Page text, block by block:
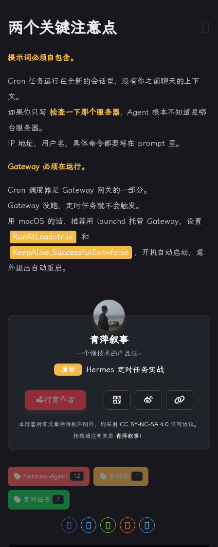
两个关键注意点
提示词必须自包含。
Cron 任务运行在全新的会话里，没有你之前聊天的上下
文。
如果你只写 检查一下那个服务器，Agent 根本不知道是哪
台服务器。
IP 地址、用户名、具体命令都要写在 prompt 里。
Gateway 必须在运行。
Cron 调度器是 Gateway 网关的一部分。
Gateway 没跑，定时任务就不会触发。
用 macOS 的话，推荐用 launchd 托管 Gateway，设置
RunAtLoad=true
和
KeepAlive.SuccessfulExit=false
，开机自动启动，意
外退出自动重启。
青萍叙事
一个懂技术的产品汪~
原创 Hermes 定时任务实战
打赏作者
本博客所有文章除特别声明外，均采用 CC BY-NC-SA 4.0 许可协议。
转载请注明来自 青萍叙事！
Hermes-Agent 12 自动化 1
定时任务 7